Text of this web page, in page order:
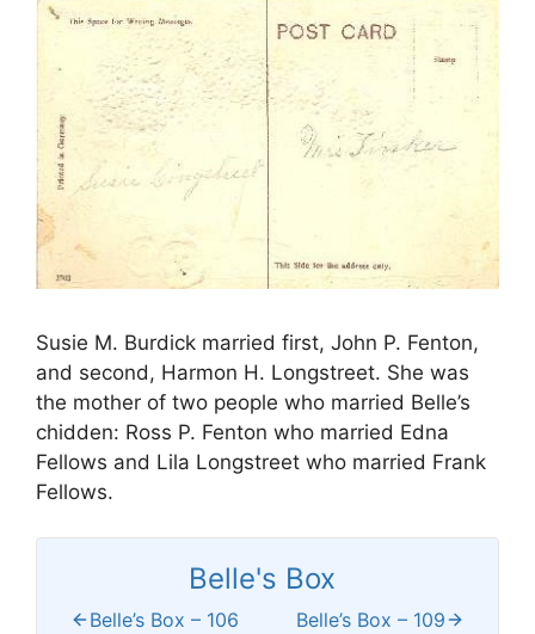
Susie M. Burdick married first, John P. Fenton,
and second, Harmon H. Longstreet. She was
the mother of two people who married Belle’s
chidden: Ross P. Fenton who married Edna
Fellows and Lila Longstreet who married Frank
Fellows.
Belle's Box
Belle’s Box – 106 Belle’s Box – 109